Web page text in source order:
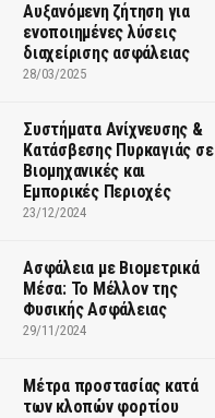
Αυξανόμενη ζήτηση για
ενοποιημένες λύσεις
διαχείρισης ασφάλειας
28/03/2025
Συστήματα Ανίχνευσης &
Κατάσβεσης Πυρκαγιάς σε
Βιομηχανικές και
Εμπορικές Περιοχές
23/12/2024
Ασφάλεια με Βιομετρικά
Μέσα: Το Μέλλον της
Φυσικής Ασφάλειας
29/11/2024
Μέτρα προστασίας κατά
των κλοπών φορτίου